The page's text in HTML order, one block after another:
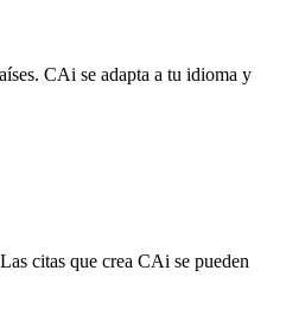
CAi se adapta a tu idioma y
citas que crea CAi se pueden